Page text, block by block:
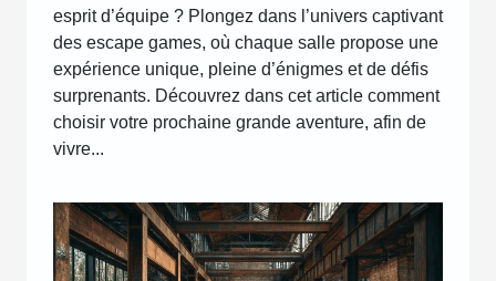
esprit d’équipe ? Plongez dans l’univers captivant
des escape games, où chaque salle propose une
expérience unique, pleine d’énigmes et de défis
surprenants. Découvrez dans cet article comment
choisir votre prochaine grande aventure, afin de
vivre...